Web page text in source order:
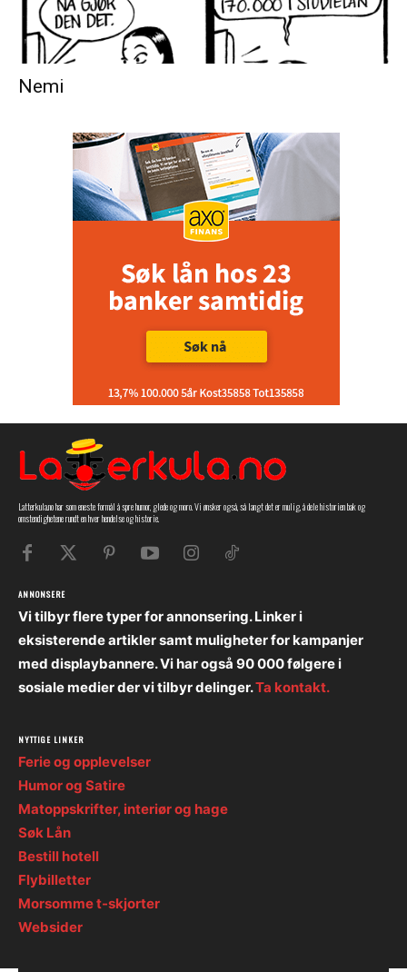
Nemi
Latterkula.no har som eneste formål å spre humor, glede og moro. Vi ønsker også, så langt det er mulig, å dele historien bak og
omstendighetene rundt en hver hendelse og historie.
ANNONSERE
Vi tilbyr flere typer for annonsering. Linker i
eksisterende artikler samt muligheter for kampanjer
med displaybannere. Vi har også 90 000 følgere i
sosiale medier der vi tilbyr delinger.Ta kontakt.
NYTTIGE LINKER
Ferie og opplevelser
Humor og Satire
Matoppskrifter, interiør og hage
Søk Lån
Bestill hotell
Flybilletter
Morsomme t-skjorter
Websider